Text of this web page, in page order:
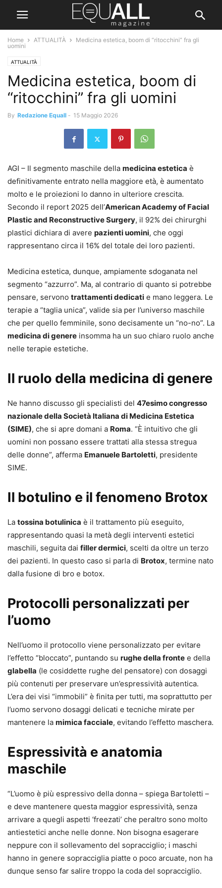
Home ATTUALITÀ
Medicina estetica, boom di “ritocchini” fra gli
uomini
ATTUALITÀ
Medicina estetica, boom di
“ritocchini” fra gli uomini
By Redazione Equall - 15 Maggio 2026
AGI – Il segmento maschile della medicina estetica è
definitivamente entrato nella maggiore età, è aumentato
molto e le proiezioni lo danno in ulteriore crescita.
Secondo il report 2025 dell’American Academy of Facial
Plastic and Reconstructive Surgery, il 92% dei chirurghi
plastici dichiara di avere pazienti uomini, che oggi
rappresentano circa il 16% del totale dei loro pazienti.
Medicina estetica, dunque, ampiamente sdoganata nel
segmento “azzurro”. Ma, al contrario di quanto si potrebbe
pensare, servono trattamenti dedicati e mano leggera. Le
terapie a “taglia unica”, valide sia per l’universo maschile
che per quello femminile, sono decisamente un “no-no”. La
medicina di genere insomma ha un suo chiaro ruolo anche
nelle terapie estetiche.
Il ruolo della medicina di genere
Ne hanno discusso gli specialisti del 47esimo congresso
nazionale della Società Italiana di Medicina Estetica
(SIME), che si apre domani a Roma. “È intuitivo che gli
uomini non possano essere trattati alla stessa stregua
delle donne”, afferma Emanuele Bartoletti, presidente
SIME.
Il botulino e il fenomeno Brotox
La tossina botulinica è il trattamento più eseguito,
rappresentando quasi la metà degli interventi estetici
maschili, seguita dai filler dermici, scelti da oltre un terzo
dei pazienti. In questo caso si parla di Brotox, termine nato
dalla fusione di bro e botox.
Protocolli personalizzati per
l’uomo
Nell’uomo il protocollo viene personalizzato per evitare
l’effetto “bloccato”, puntando su rughe della fronte e della
glabella (le cosiddette rughe del pensatore) con dosaggi
più contenuti per preservare un’espressività autentica.
L’era dei visi “immobili” è finita per tutti, ma soprattutto per
l’uomo servono dosaggi delicati e tecniche mirate per
mantenere la mimica facciale, evitando l’effetto maschera.
Espressività e anatomia
maschile
“L’uomo è più espressivo della donna – spiega Bartoletti –
e deve mantenere questa maggior espressività, senza
arrivare a quegli aspetti ‘freezati’ che peraltro sono molto
antiestetici anche nelle donne. Non bisogna esagerare
neppure con il sollevamento del sopracciglio; i maschi
hanno in genere sopracciglia piatte o poco arcuate, non ha
dunque senso far salire troppo la coda del sopracciglio.